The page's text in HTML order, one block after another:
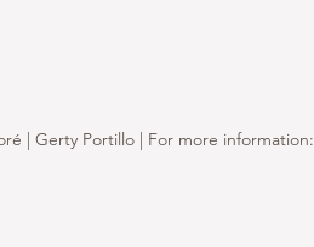
| Gerty Portillo | For more information: